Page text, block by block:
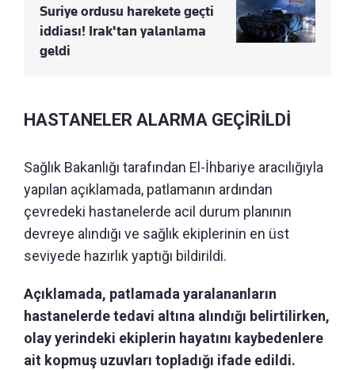
Suriye ordusu harekete geçti
iddiası! Irak'tan yalanlama
geldi
HASTANELER ALARMA GEÇİRİLDİ
Sağlık Bakanlığı tarafından El-İhbariye aracılığıyla
yapılan açıklamada, patlamanın ardından
çevredeki hastanelerde acil durum planının
devreye alındığı ve sağlık ekiplerinin en üst
seviyede hazırlık yaptığı bildirildi.
Açıklamada, patlamada yaralananların
hastanelerde tedavi altına alındığı belirtilirken,
olay yerindeki ekiplerin hayatını kaybedenlere
ait kopmuş uzuvları topladığı ifade edildi.